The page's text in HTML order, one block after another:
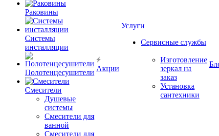
Раковины
Системы
инсталляции
Полотенцесушители
Смесители
Душевые
системы
Смесители для
ванной
Смесители для
Акции
Услуги
Сервисные службы
Изготовление
зеркал на
заказ
Установка
сантехники